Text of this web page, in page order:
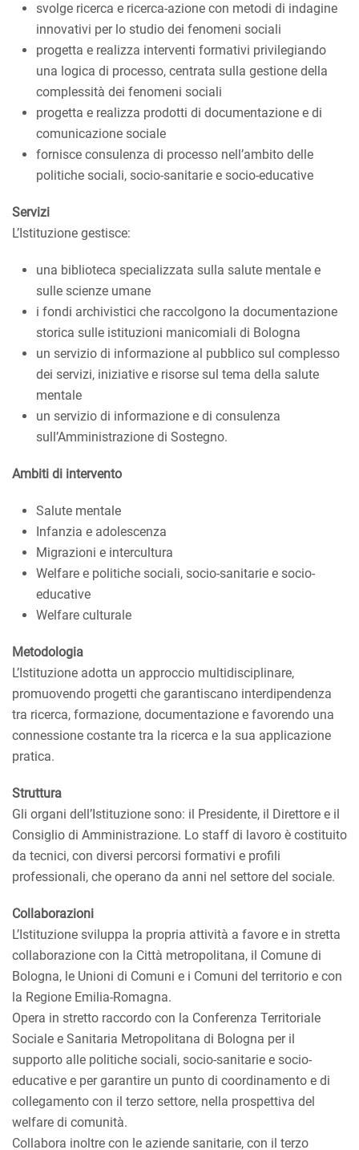
svolge ricerca e ricerca-azione con metodi di indagine
innovativi per lo studio dei fenomeni sociali
progetta e realizza interventi formativi privilegiando
una logica di processo, centrata sulla gestione della
complessità dei fenomeni sociali
progetta e realizza prodotti di documentazione e di
comunicazione sociale
fornisce consulenza di processo nell’ambito delle
politiche sociali, socio-sanitarie e socio-educative
Servizi
L’Istituzione gestisce:
una biblioteca specializzata sulla salute mentale e
sulle scienze umane
i fondi archivistici che raccolgono la documentazione
storica sulle istituzioni manicomiali di Bologna
un servizio di informazione al pubblico sul complesso
dei servizi, iniziative e risorse sul tema della salute
mentale
un servizio di informazione e di consulenza
sull’Amministrazione di Sostegno.
Ambiti di intervento
Salute mentale
Infanzia e adolescenza
Migrazioni e intercultura
Welfare e politiche sociali, socio-sanitarie e socio-
educative
Welfare culturale
Metodologia
L’Istituzione adotta un approccio multidisciplinare,
promuovendo progetti che garantiscano interdipendenza
tra ricerca, formazione, documentazione e favorendo una
connessione costante tra la ricerca e la sua applicazione
pratica.
Struttura
Gli organi dell’Istituzione sono: il Presidente, il Direttore e il
Consiglio di Amministrazione. Lo staff di lavoro è costituito
da tecnici, con diversi percorsi formativi e profili
professionali, che operano da anni nel settore del sociale.
Collaborazioni
L’Istituzione sviluppa la propria attività a favore e in stretta
collaborazione con la Città metropolitana, il Comune di
Bologna, le Unioni di Comuni e i Comuni del territorio e con
la Regione Emilia-Romagna.
Opera in stretto raccordo con la Conferenza Territoriale
Sociale e Sanitaria Metropolitana di Bologna per il
supporto alle politiche sociali, socio-sanitarie e socio-
educative e per garantire un punto di coordinamento e di
collegamento con il terzo settore, nella prospettiva del
welfare di comunità.
Collabora inoltre con le aziende sanitarie, con il terzo